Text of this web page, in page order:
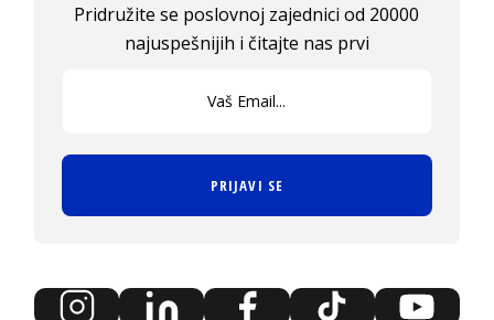
Pridružite se poslovnoj zajednici od 20000
najuspešnijih i čitajte nas prvi
PRIJAVI SE